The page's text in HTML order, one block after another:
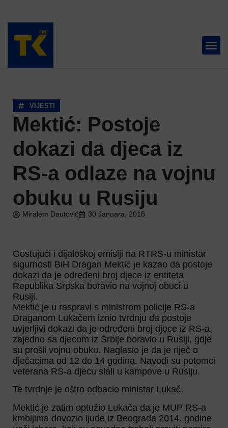
VIJESTI
Mektić: Postoje
dokazi da djeca iz
RS-a odlaze na vojnu
obuku u Rusiju
Miralem Dautović 30 Januara, 2018
Gostujući i dijaloškoj emisiji na RTRS-u ministar
sigurnosti BiH Dragan Mektić je kazao da postoje
dokazi da je određeni broj djece iz entiteta
Republika Srpska boravio na vojnoj obuci u
Rusiji.
Mektić je u raspravi s ministrom policije RS-a
Draganom Lukačem iznio tvrdnju da postoje
uvjerljivi dokazi da je određeni broj djece iz RS-a,
zajedno sa djecom iz Srbije boravio u Rusiji, gdje
su prošli vojnu obuku. Naglasio je da je riječ o
dječacima od 12 do 14 godina. Navodi su potomci
veterana RS-a djecu slali u kampove u Rusiju.
Te tvrdnje je oštro odbacio ministar Lukač.
Mektić je zatim optužio Lukača da je MUP RS-a
kmbijima dovozio ljude iz Beograda 2014. godine